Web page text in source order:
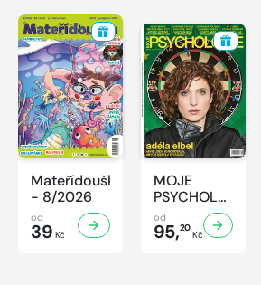
Mateřídouška
- 8/2026
od
39 Kč
MOJE
PSYCHOLOGIE
- 8/2026
od
95,20
Kč